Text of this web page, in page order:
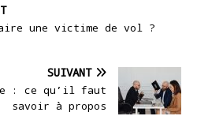
une victime de vol ?
SUIVANT
: ce qu’il faut
savoir à propos